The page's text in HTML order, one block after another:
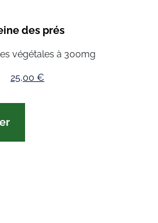
des prés
végétales à 300mg
25,00 €